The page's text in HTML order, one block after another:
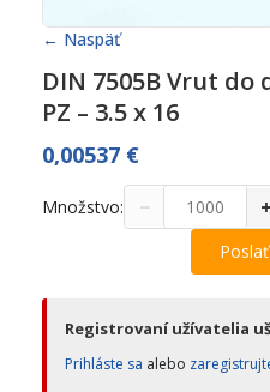
← Naspäť
DIN 7505B Vrut do
PZ – 3.5 x 16
0,00537 €
Množstvo: − +
Registrovaní užívatelia
Prihláste sa alebo